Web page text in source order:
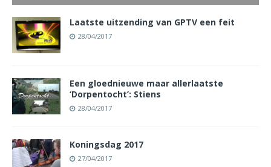
Laatste uitzending van GPTV een feit
28/04/2017
Een gloednieuwe maar allerlaatste
‘Dorpentocht’: Stiens
28/04/2017
Koningsdag 2017
27/04/2017